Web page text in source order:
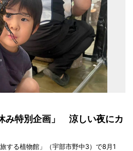
み特別企画」 涼しい夜にカ
する植物館」（宇部市野中3）で8月1